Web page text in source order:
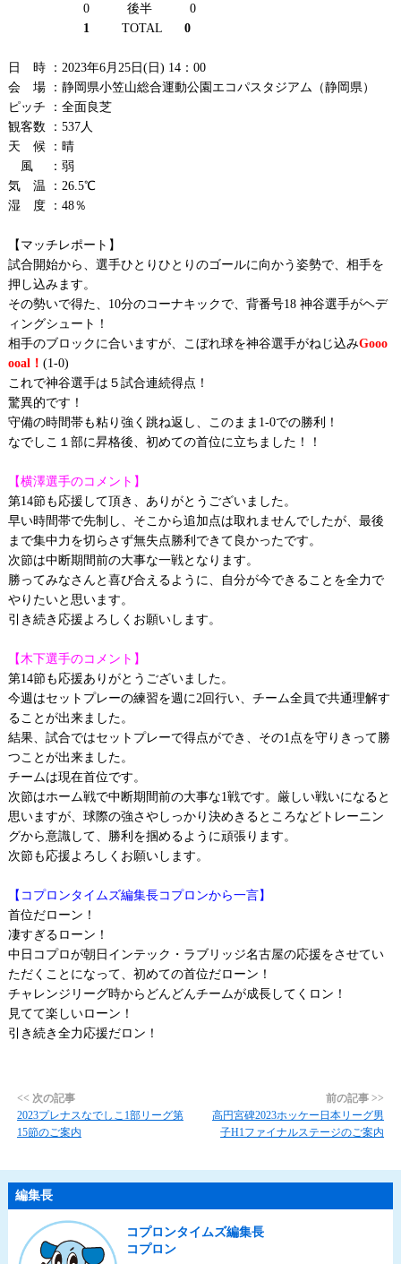
0 後半 0
1
TOTAL 0
日 時 ：2023年6月25日(日) 14：00
会 場 ：静岡県小笠山総合運動公園エコパスタジアム（静岡県）
ピッチ ：全面良芝
観客数 ：537人
天 候 ：晴
風 ：弱
気 温 ：26.5℃
湿 度 ：48％
【マッチレポート】
試合開始から、選手ひとりひとりのゴールに向かう姿勢で、相手を
押し込みます。
その勢いで得た、10分のコーナキックで、背番号18 神谷選手がヘデ
ィングシュート！
相手のブロックに合いますが、こぼれ球を神谷選手がねじ込みGooo
ooal！ (1-0)
これで神谷選手は５試合連続得点！
驚異的です！
守備の時間帯も粘り強く跳ね返し、このまま1-0での勝利！
なでしこ１部に昇格後、初めての首位に立ちました！！
【横澤選手のコメント】
第14節も応援して頂き、ありがとうございました。
早い時間帯で先制し、そこから追加点は取れませんでしたが、最後
まで集中力を切らさず無失点勝利できて良かったです。
次節は中断期間前の大事な一戦となります。
勝ってみなさんと喜び合えるように、自分が今できることを全力で
やりたいと思います。
引き続き応援よろしくお願いします。
【木下選手のコメント】
第14節も応援ありがとうございました。
今週はセットプレーの練習を週に2回行い、チーム全員で共通理解す
ることが出来ました。
結果、試合ではセットプレーで得点ができ、その1点を守りきって勝
つことが出来ました。
チームは現在首位です。
次節はホーム戦で中断期間前の大事な1戦です。厳しい戦いになると
思いますが、球際の強さやしっかり決めきるところなどトレーニン
グから意識して、勝利を掴めるように頑張ります。
次節も応援よろしくお願いします。
【コプロンタイムズ編集長コプロンから一言】
首位だローン！
凄すぎるローン！
中日コプロが朝日インテック・ラブリッジ名古屋の応援をさせてい
ただくことになって、初めての首位だローン！
チャレンジリーグ時からどんどんチームが成長してくロン！
見てて楽しいローン！
引き続き全力応援だロン！
<< 次の記事
2023プレナスなでしこ1部リーグ第
15節のご案内
前の記事 >>
高円宮碑2023ホッケー日本リーグ男
子H1ファイナルステージのご案内
編集長
コプロンタイムズ編集長
コプロン